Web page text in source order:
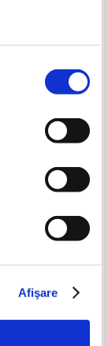
Afişare-60%